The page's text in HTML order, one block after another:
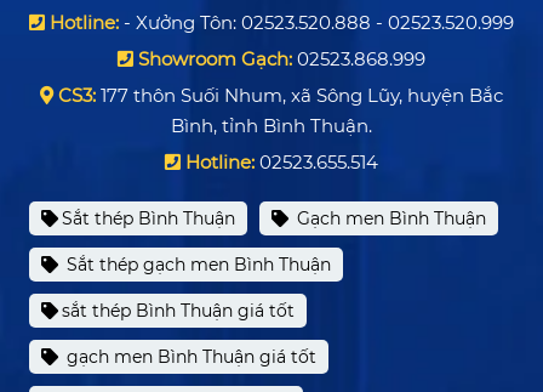
Hotline: - Xưởng Tôn: 02523.520.888 - 02523.520.999
Showroom Gạch: 02523.868.999
CS3: 177 thôn Suối Nhum, xã Sông Lũy, huyện Bắc
Bình, tỉnh Bình Thuận.
Hotline: 02523.655.514
Sắt thép Bình Thuận Gạch men Bình Thuận
Sắt thép gạch men Bình Thuận
sắt thép Bình Thuận giá tốt
gạch men Bình Thuận giá tốt